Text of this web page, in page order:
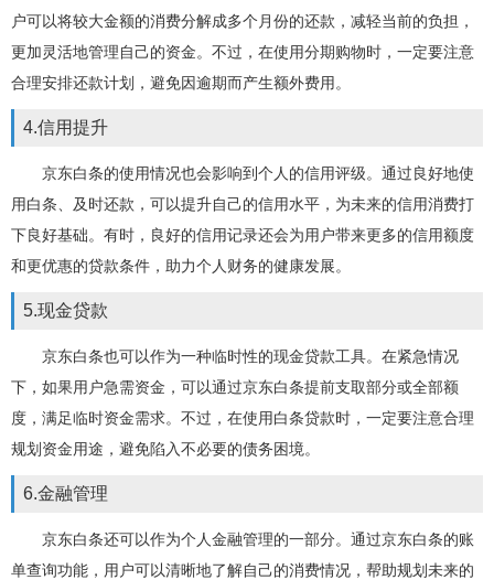
户可以将较大金额的消费分解成多个月份的还款，减轻当前的负担，
更加灵活地管理自己的资金。不过，在使用分期购物时，一定要注意
合理安排还款计划，避免因逾期而产生额外费用。
4.信用提升
京东白条的使用情况也会影响到个人的信用评级。通过良好地使
用白条、及时还款，可以提升自己的信用水平，为未来的信用消费打
下良好基础。有时，良好的信用记录还会为用户带来更多的信用额度
和更优惠的贷款条件，助力个人财务的健康发展。
5.现金贷款
京东白条也可以作为一种临时性的现金贷款工具。在紧急情况
下，如果用户急需资金，可以通过京东白条提前支取部分或全部额
度，满足临时资金需求。不过，在使用白条贷款时，一定要注意合理
规划资金用途，避免陷入不必要的债务困境。
6.金融管理
京东白条还可以作为个人金融管理的一部分。通过京东白条的账
单查询功能，用户可以清晰地了解自己的消费情况，帮助规划未来的